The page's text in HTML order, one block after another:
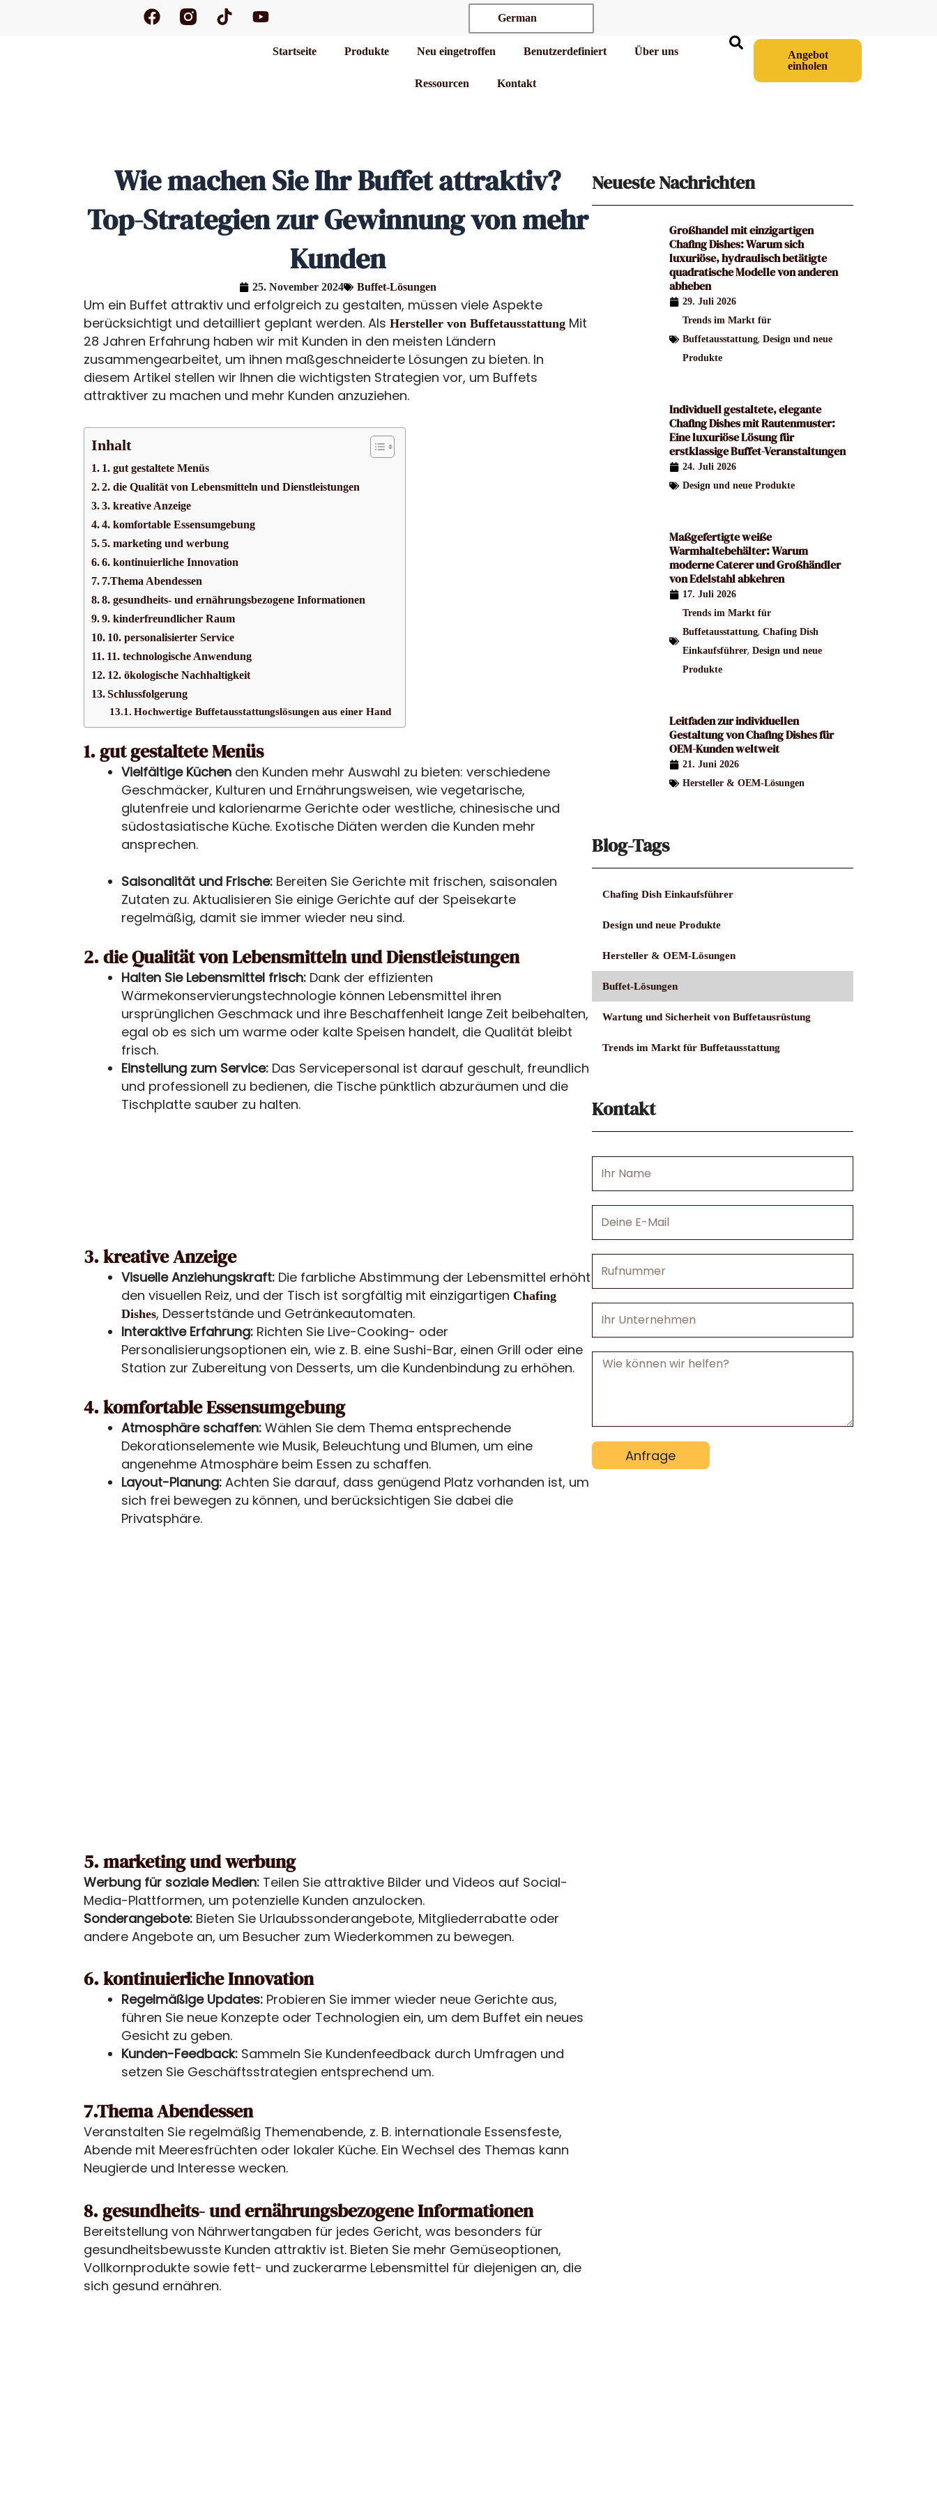
F
a
T
i
Y
o
German
Startseite Produkte Neu eingetroffen Benutzerdefiniert Über uns
Ressourcen Kontakt
Angebot
einholen
Wie machen Sie Ihr Buffet attraktiv?
Top-Strategien zur Gewinnung von mehr
Kunden
25. November 2024 Buffet-Lösungen
Um ein Buffet attraktiv und erfolgreich zu gestalten, müssen viele Aspekte
berücksichtigt und detailliert geplant werden. Als Hersteller von Buffetausstattung Mit
28 Jahren Erfahrung haben wir mit Kunden in den meisten Ländern
zusammengearbeitet, um ihnen maßgeschneiderte Lösungen zu bieten. In
diesem Artikel stellen wir Ihnen die wichtigsten Strategien vor, um Buffets
attraktiver zu machen und mehr Kunden anzuziehen.
Inhalt
1. gut gestaltete Menüs
2. die Qualität von Lebensmitteln und Dienstleistungen
3. kreative Anzeige
4. komfortable Essensumgebung
5. marketing und werbung
6. kontinuierliche Innovation
7.Thema Abendessen
8. gesundheits- und ernährungsbezogene Informationen
9. kinderfreundlicher Raum
10. personalisierter Service
11. technologische Anwendung
12. ökologische Nachhaltigkeit
Schlussfolgerung
Hochwertige Buffetausstattungslösungen aus einer Hand
1. gut gestaltete Menüs
Vielfältige Küchen den Kunden mehr Auswahl zu bieten: verschiedene
Geschmäcker, Kulturen und Ernährungsweisen, wie vegetarische,
glutenfreie und kalorienarme Gerichte oder westliche, chinesische und
südostasiatische Küche. Exotische Diäten werden die Kunden mehr
ansprechen.
Saisonalität und Frische: Bereiten Sie Gerichte mit frischen, saisonalen
Zutaten zu. Aktualisieren Sie einige Gerichte auf der Speisekarte
regelmäßig, damit sie immer wieder neu sind.
2. die Qualität von Lebensmitteln und Dienstleistungen
Halten Sie Lebensmittel frisch: Dank der effizienten
Wärmekonservierungstechnologie können Lebensmittel ihren
ursprünglichen Geschmack und ihre Beschaffenheit lange Zeit beibehalten,
egal ob es sich um warme oder kalte Speisen handelt, die Qualität bleibt
frisch.
Einstellung zum Service: Das Servicepersonal ist darauf geschult, freundlich
und professionell zu bedienen, die Tische pünktlich abzuräumen und die
Tischplatte sauber zu halten.
3. kreative Anzeige
Visuelle Anziehungskraft: Die farbliche Abstimmung der Lebensmittel erhöht
den visuellen Reiz, und der Tisch ist sorgfältig mit einzigartigen Chafing
Dishes, Dessertstände und Getränkeautomaten.
Interaktive Erfahrung: Richten Sie Live-Cooking- oder
Personalisierungsoptionen ein, wie z. B. eine Sushi-Bar, einen Grill oder eine
Station zur Zubereitung von Desserts, um die Kundenbindung zu erhöhen.
4. komfortable Essensumgebung
Atmosphäre schaffen: Wählen Sie dem Thema entsprechende
Dekorationselemente wie Musik, Beleuchtung und Blumen, um eine
angenehme Atmosphäre beim Essen zu schaffen.
Layout-Planung: Achten Sie darauf, dass genügend Platz vorhanden ist, um
sich frei bewegen zu können, und berücksichtigen Sie dabei die
Privatsphäre.
5. marketing und werbung
Werbung für soziale Medien: Teilen Sie attraktive Bilder und Videos auf Social-
Media-Plattformen, um potenzielle Kunden anzulocken.
Sonderangebote: Bieten Sie Urlaubssonderangebote, Mitgliederrabatte oder
andere Angebote an, um Besucher zum Wiederkommen zu bewegen.
6. kontinuierliche Innovation
Regelmäßige Updates: Probieren Sie immer wieder neue Gerichte aus,
führen Sie neue Konzepte oder Technologien ein, um dem Buffet ein neues
Gesicht zu geben.
Kunden-Feedback: Sammeln Sie Kundenfeedback durch Umfragen und
setzen Sie Geschäftsstrategien entsprechend um.
7.Thema Abendessen
Veranstalten Sie regelmäßig Themenabende, z. B. internationale Essensfeste,
Abende mit Meeresfrüchten oder lokaler Küche. Ein Wechsel des Themas kann
Neugierde und Interesse wecken.
8. gesundheits- und ernährungsbezogene Informationen
Bereitstellung von Nährwertangaben für jedes Gericht, was besonders für
gesundheitsbewusste Kunden attraktiv ist. Bieten Sie mehr Gemüseoptionen,
Vollkornprodukte sowie fett- und zuckerarme Lebensmittel für diejenigen an, die
sich gesund ernähren.
Neueste Nachrichten
Großhandel mit einzigartigen
Chafing Dishes: Warum sich
luxuriöse, hydraulisch betätigte
quadratische Modelle von anderen
abheben
29. Juli 2026
Trends im Markt für
Buffetausstattung,Design und neue
Produkte
Individuell gestaltete, elegante
Chafing Dishes mit Rautenmuster:
Eine luxuriöse Lösung für
erstklassige Buffet-Veranstaltungen
24. Juli 2026
Design und neue Produkte
Maßgefertigte weiße
Warmhaltebehälter: Warum
moderne Caterer und Großhändler
von Edelstahl abkehren
17. Juli 2026
Trends im Markt für
Buffetausstattung,Chafing Dish
Einkaufsführer,Design und neue
Produkte
Leitfaden zur individuellen
Gestaltung von Chafing Dishes für
OEM-Kunden weltweit
21. Juni 2026
Hersteller & OEM-Lösungen
Blog-Tags
Chafing Dish Einkaufsführer
Design und neue Produkte
Hersteller & OEM-Lösungen
Buffet-Lösungen
Wartung und Sicherheit von Buffetausrüstung
Trends im Markt für Buffetausstattung
Kontakt
Name
E-
Unternehmen
Nachricht
Anfrage